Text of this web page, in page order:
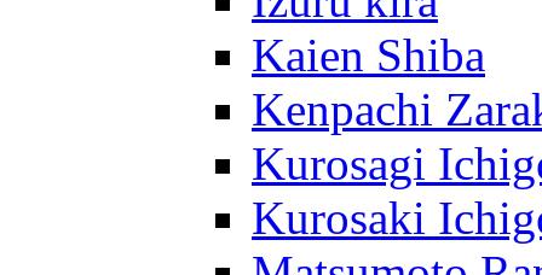
Kaien Shiba
Kenpachi
Kurosagi
Kurosaki